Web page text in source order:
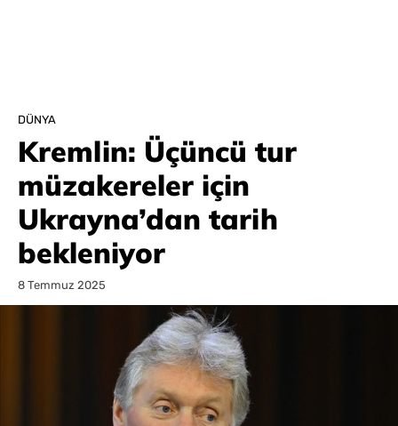
DÜNYA
Kremlin: Üçüncü tur
müzakereler için
Ukrayna’dan tarih
bekleniyor
8 Temmuz 2025